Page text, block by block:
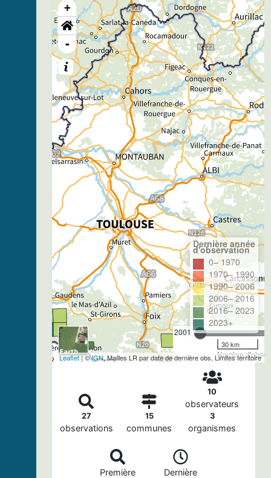
+
-
2001
Nombre
Dernière année
d'observation
0– 1970
1970– 1990
1990– 2006
2006– 2016
2016– 2023
2023+
30 km
Leaflet| ©IGN, Mailles LR par date de dernière obs, Limites territoire
27
observations
15
communes
10
observateurs
3
organismes
Première
Dernière